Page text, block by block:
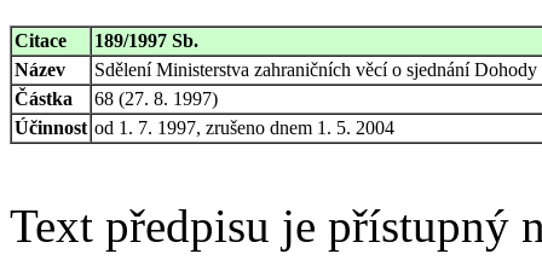
Citace
189/1997 Sb.
Název
Sdělení Ministerstva zahraničních věcí o sjednání
Částka
68 (27. 8. 1997)
Účinnost od 1. 7. 1997, zrušeno dnem 1. 5. 2004
Text předpisu je přístupný